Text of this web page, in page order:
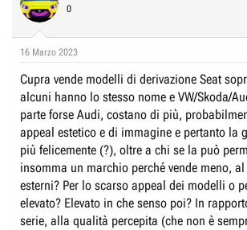
0
16 Marzo 2023
Cupra vende modelli di derivazione Seat
alcuni hanno lo stesso nome e VW/Skoda/
parte forse Audi, costano di più,
appeal estetico e di immagine e pertanto la
più felicemente (?), oltre a chi se la può
insomma un marchio perché vende meno,
esterni? Per lo scarso appeal dei modelli o
elevato? Elevato in che senso poi? In
serie, alla qualità percepita (che non è